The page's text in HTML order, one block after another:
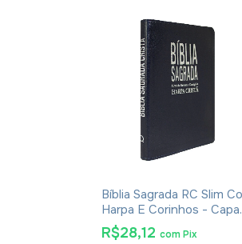
Bíblia Sagrada RC Slim
Harpa E Corinhos - Capa
Luxo Azul
R$28,12 comPix